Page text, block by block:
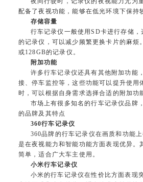
配备了夜视功能，能够在低光环境下保持
存储容量
行车记录仪一般使用SD卡进行存储
的记录仪，可以减少频繁更换卡片的麻烦
或128GB的记录仪。
附加功能
许多行车记录仪还具有其他附加功能
接、停车监控等，这些功能可以提升使用
时，可以根据自身需求选择合适的附加功
市场上有很多知名的行车记录仪品牌
的品牌及其特点
360行车记录仪
360品牌的行车记录仪在画质和功能
是在夜视能力和智能功能方面表现优异。
简单，适合广大车主使用。
小米行车记录仪
小米的行车记录仪在性价比方面表现